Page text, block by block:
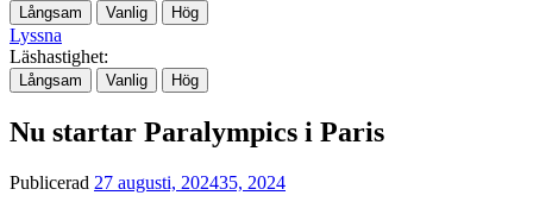
Långsam Vanlig Hög
Lyssna
Läshastighet:
Långsam Vanlig Hög
Nu startar Paralympics i Paris
Publicerad 27 augusti, 202435, 2024